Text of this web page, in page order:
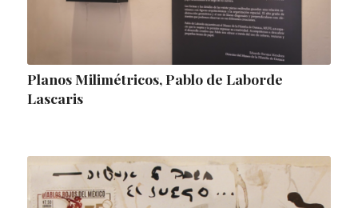
Planos Milimétricos, Pablo de Laborde
Lascaris